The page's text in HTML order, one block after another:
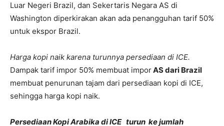
Luar Negeri Brazil, dan Sekertaris Negara AS di
Washington diperkirakan akan ada penangguhan tarif 50%
untuk ekspor Brazil.
Harga kopi naik karena turunnya persediaan di ICE.
Dampak tarif impor 50% membuat imporAS dari Brazil
membuat penurunan tajam dari persediaan kopi di ICE,
sehingga harga kopi naik.
Persediaan Kopi Arabika di ICE turun ke jumlah